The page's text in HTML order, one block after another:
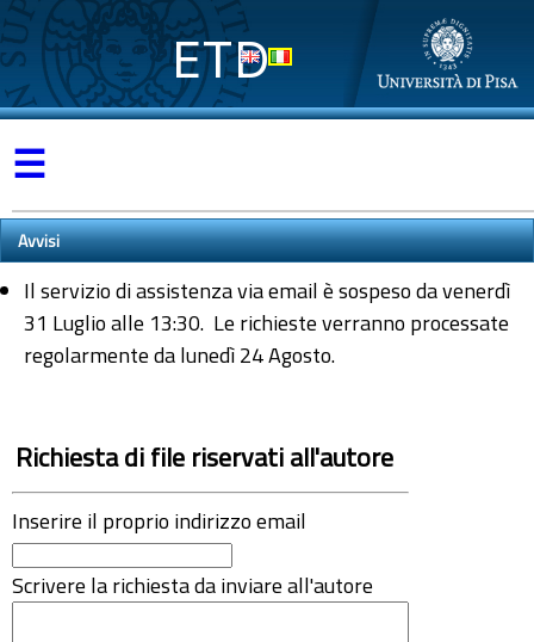
ETD
☰
Avvisi
Il servizio di assistenza via email è sospeso da venerdì
31 Luglio alle 13:30. Le richieste verranno processate
regolarmente da lunedì 24 Agosto.
Richiesta di file riservati all'autore
Inserire il proprio indirizzo email
Scrivere la richiesta da inviare all'autore